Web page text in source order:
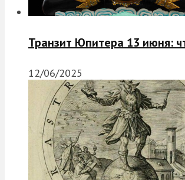
Транзит Юпитера 13 июня:
12/06/2025